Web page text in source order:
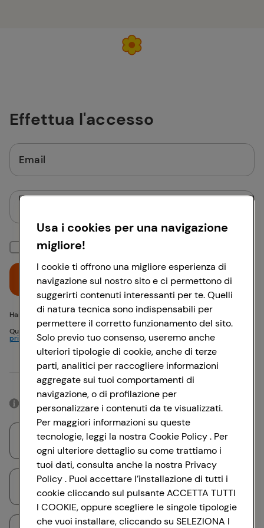
Effettua l'accesso
Email
Mantieni la sessione attiva
Hai problemi di accesso? {{recover-pwd}} o {{recover-email}}
Questo sito è protetto da reCAPTCHA e si applicano
privacy eTermini di servizioGoogle
Accedi
Oppure
Accedendo con il tuo account social, rimarrai connesso per 12 ore.
Accedi con Google
Usa i cookies per una navigazione
migliore!
I cookie ti offrono una migliore esperienza di
navigazione sul nostro sito e ci permettono di
suggerirti contenuti interessanti per te. Quelli
di natura tecnica sono indispensabili per
permettere il corretto funzionamento del sito.
Solo previo tuo consenso, useremo anche
ulteriori tipologie di cookie, anche di terze
parti, analitici per raccogliere informazioni
aggregate sui tuoi comportamenti di
navigazione, o di profilazione per
personalizzare i contenuti da te visualizzati.
Per maggiori informazioni su queste
tecnologie, leggi la nostra Cookie Policy . Per
ogni ulteriore dettaglio su come trattiamo i
tuoi dati, consulta anche la nostra Privacy
Policy . Puoi accettare l’installazione di tutti i
cookie cliccando sul pulsante ACCETTA TUTTI
I COOKIE, oppure scegliere le singole tipologie
che vuoi installare, cliccando su SELEZIONA I